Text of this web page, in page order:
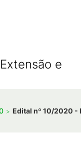
e
Edital nº 10/2020 -